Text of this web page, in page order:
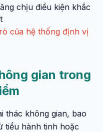
chịu điều kiện khắc
của hệ thống định vị
gian trong
thác không gian, bao
tiểu hành tinh hoặc